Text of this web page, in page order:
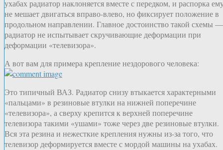
ухабах радиатор наклоняется вместе с передком, и распорка
не мешает двигаться вправо-влево, но фиксирует положение в
продольном направлении. Главное достоинство такой схемы —
радиатор не испытывает скручивающие деформации при
деформации «телевизора».
А вот вам для примера крепление нездорового человека:
Это типичный ВАЗ. Радиатор снизу втыкается характерными
«пальцами» в резиновые втулки на нижней поперечине
«телевизора», а сверху крепится к верхней поперечине
телевизора такими «ушами» тоже через две резиновые втулки.
Вся эта резина и нежесткие крепления нужны из-за того, что
телевизор деформируется вместе с мордой машины на ухабах.